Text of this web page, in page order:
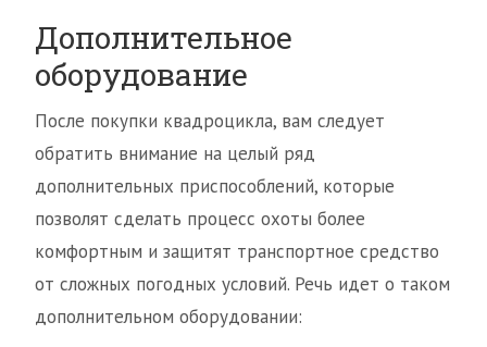
Дополнительное
оборудование
После покупки квадроцикла, вам следует
обратить внимание на целый ряд
дополнительных приспособлений, которые
позволят сделать процесс охоты более
комфортным и защитят транспортное средство
от сложных погодных условий. Речь идет о таком
дополнительном оборудовании: